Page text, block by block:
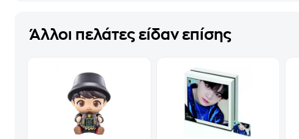
Άλλοι πελάτες είδαν επίσης